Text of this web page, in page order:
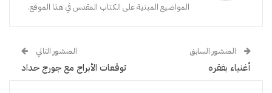
المواضيع المبنية على الكتاب المقدس في هذا الموقع.
المنشور السابق
أغنياء بفقره
المنشور التالي
توقعات الأبراج مع جورج حداد